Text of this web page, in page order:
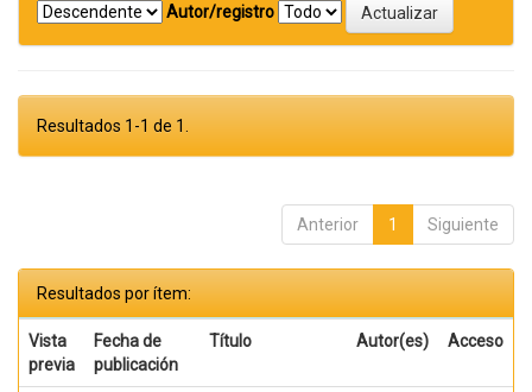
Autor/registro
Resultados 1-1 de 1.
Anterior 1 Siguiente
Resultados por ítem:
Vista
previa
Fecha de
publicación
Título Autor(es) Acceso